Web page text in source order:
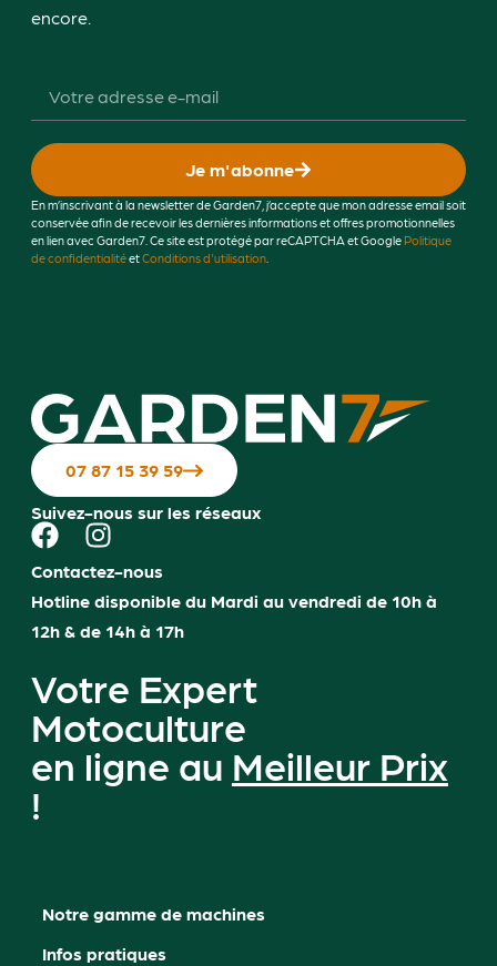
encore.
Je m'abonne
En m’inscrivant à la newsletter de Garden7, j’accepte que mon adresse email soit
conservée afin de recevoir les dernières informations et offres promotionnelles
en lien avec Garden7. Ce site est protégé par reCAPTCHA et GooglePolitique
de confidentialitéetConditions d'utilisation.
07 87 15 39 59
Suivez-nous sur les réseaux
Contactez-nous
Hotline disponible du Mardi au vendredi de 10h à
12h & de 14h à 17h
Votre Expert
Motoculture
en ligne au Meilleur Prix
!
Notre gamme de machines
Infos pratiques